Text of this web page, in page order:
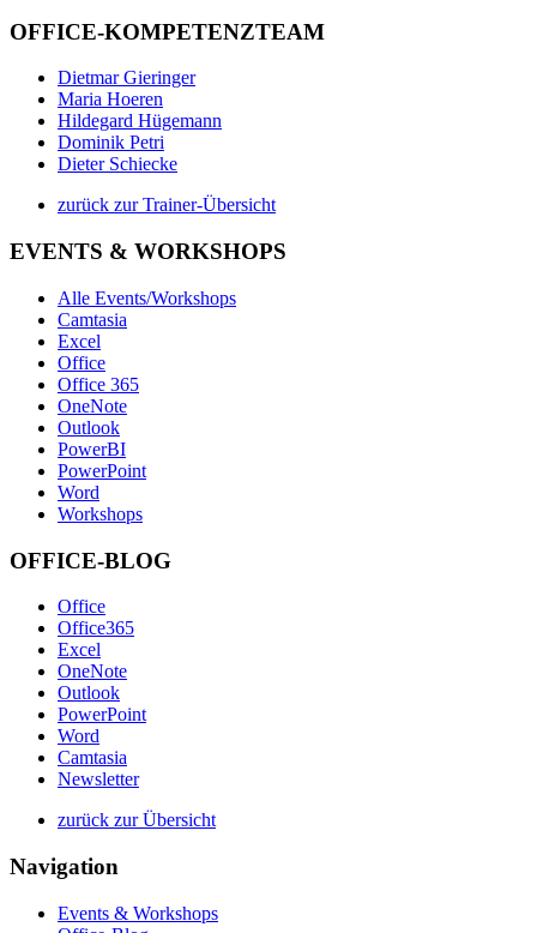
OFFICE-KOMPETENZTEAM
Dietmar Gieringer
Maria Hoeren
Hildegard Hügemann
Dominik Petri
Dieter Schiecke
zurück zur Trainer-Übersicht
EVENTS & WORKSHOPS
Alle Events/Workshops
Camtasia
Excel
Office
Office 365
OneNote
Outlook
PowerBI
PowerPoint
Word
Workshops
OFFICE-BLOG
Office
Office365
Excel
OneNote
Outlook
PowerPoint
Word
Camtasia
Newsletter
zurück zur Übersicht
Navigation
Events & Workshops